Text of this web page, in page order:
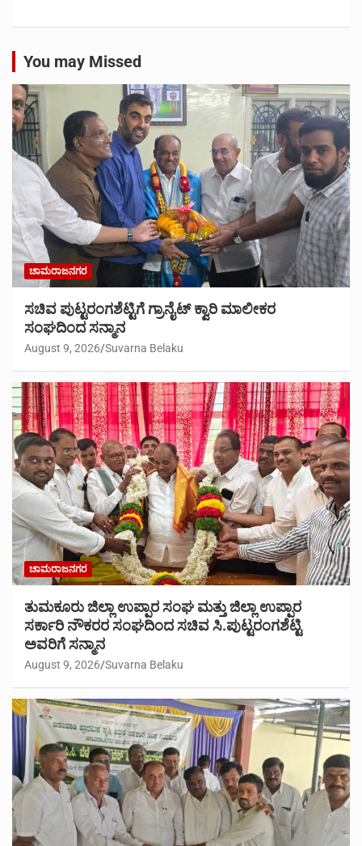
You may Missed
ಚಾಮರಾಜನಗರ
ಸಚಿವ ಪುಟ್ಟರಂಗಶೆಟ್ಟಿಗೆ ಗ್ರಾನೈಟ್ ಕ್ವಾರಿ ಮಾಲೀಕರ
ಸಂಘದಿಂದ ಸನ್ಮಾನ
August 9, 2026 Suvarna Belaku
ಚಾಮರಾಜನಗರ
ತುಮಕೂರು ಜಿಲ್ಲಾ ಉಪ್ಪಾರ ಸಂಘ ಮತ್ತು ಜಿಲ್ಲಾ ಉಪ್ಪಾರ
ಸರ್ಕಾರಿ ನೌಕರರ ಸಂಘದಿಂದ ಸಚಿವ ಸಿ.ಪುಟ್ಟರಂಗಶೆಟ್ಟಿ
ಅವರಿಗೆ ಸನ್ಮಾನ
August 9, 2026 Suvarna Belaku